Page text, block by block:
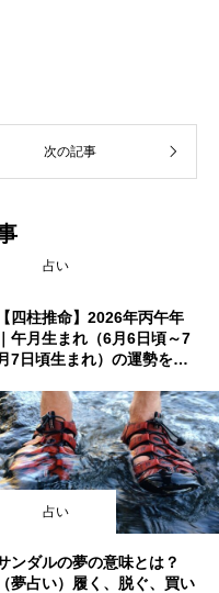
次の記事
占い
【四柱推命】2026年丙午年
｜午月生まれ（6月6日頃～7
月7日頃生まれ）の運勢を徹
運・金運・健康運
占い
ンダルの夢の意味とは？
（夢占い）履く、脱ぐ、買い